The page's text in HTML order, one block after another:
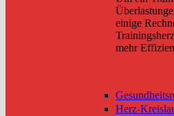
einige
mehr
Herz-